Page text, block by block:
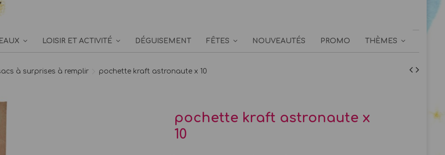
LOISIR ET ACTIVITÉ DÉGUISEMENT FÊTES NOUVEAUTÉS PROMO THÈMES
à surprises à remplir pochette kraft astronaute x 10
pochette kraft astronaute x
10